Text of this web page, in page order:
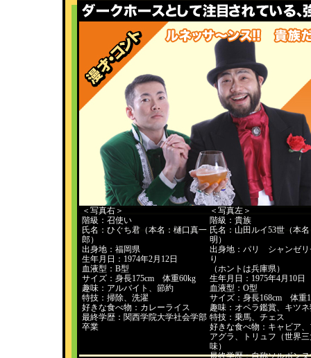
＜写真右＞
階級：召使い
氏名：ひぐち君（本名：樋口真一
郎）
出身地：福岡県
生年月日：1974年2月12日
血液型：B型
サイズ：身長175cm 体重60kg
趣味：アルバイト、節約
特技：掃除、洗濯
好きな食べ物：カレーライス
最終学歴：関西学院大学社会学部
卒業
＜写真左＞
階級：貴族
氏名：山田ルイ53世（本
明）
出身地：パリ シャンゼリ
り
（ホントは兵庫県）
生年月日：1975年4月10日
血液型：O型
サイズ：身長168cm 体重
趣味：オペラ鑑賞、キツ
特技：乗馬、チェス
好きな食べ物：キャビア
アグラ、トリュフ（世界
味）
最終学歴：自称ソルボン